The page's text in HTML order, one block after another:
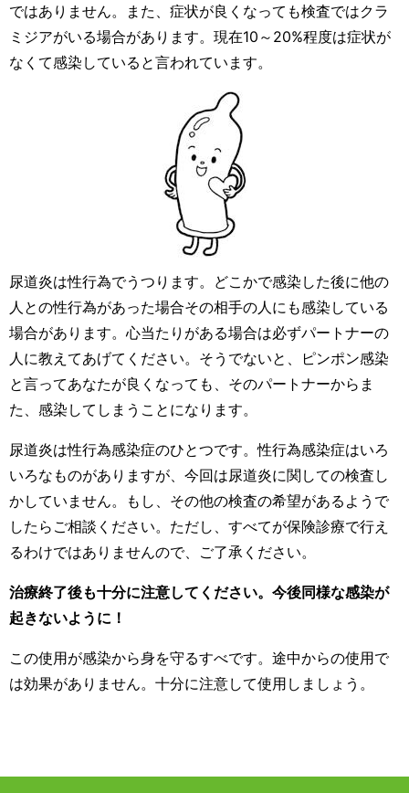
ではありません。また、症状が良くなっても検査ではクラ
ミジアがいる場合があります。現在10～20%程度は症状が
なくて感染していると言われています。
尿道炎は性行為でうつります。どこかで感染した後に他の
人との性行為があった場合その相手の人にも感染している
場合があります。心当たりがある場合は必ずパートナーの
人に教えてあげてください。そうでないと、ピンポン感染
と言ってあなたが良くなっても、そのパートナーからま
た、感染してしまうことになります。
尿道炎は性行為感染症のひとつです。性行為感染症はいろ
いろなものがありますが、今回は尿道炎に関しての検査し
かしていません。もし、その他の検査の希望があるようで
したらご相談ください。ただし、すべてが保険診療で行え
るわけではありませんので、ご了承ください。
治療終了後も十分に注意してください。今後同様な感染が
起きないように！
この使用が感染から身を守るすべです。途中からの使用で
は効果がありません。十分に注意して使用しましょう。